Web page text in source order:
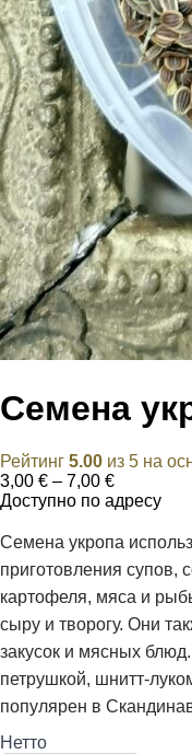
Семена
Рейтинг 5.00 из 5 на
3,00 € – 7,00 €Диапазон
цен:
–
Доступно по адресу
Семена укропа
приготовления супов,
картофеля, мяса и
сыру и творогу. Они
закусок и мясных
петрушкой, шнитт-
популярен в
Нетто